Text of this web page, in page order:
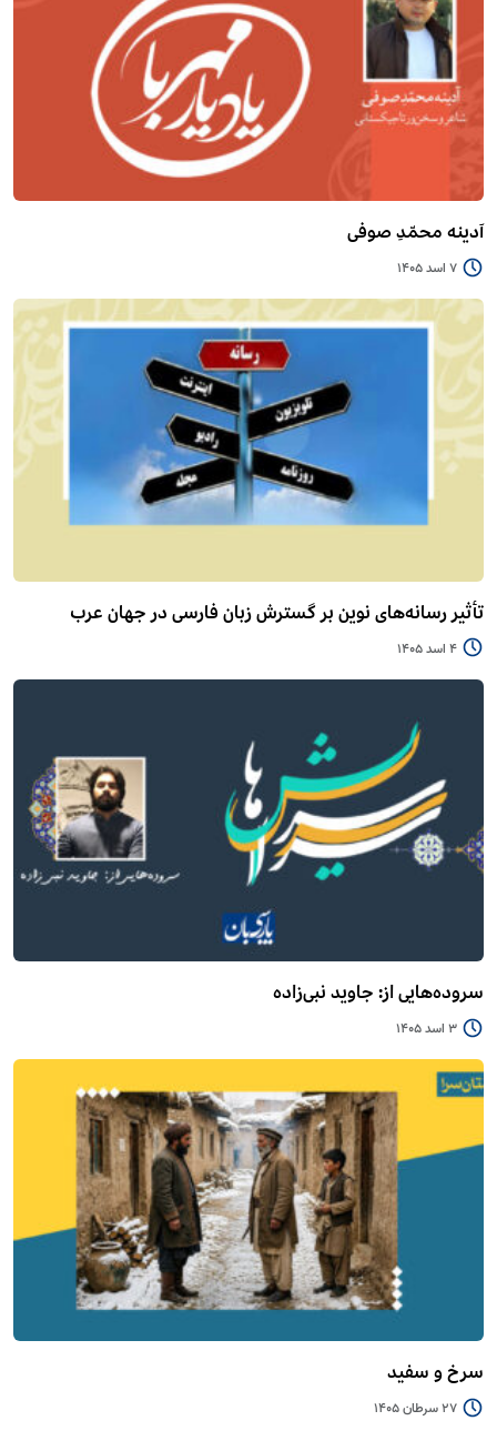
آدینه محمّدِ صوفی
7 اسد 1405
تأثیر رسانه‌های نوین بر گسترش زبان فارسی در جهان عرب
4 اسد 1405
سروده‌هایی از: جاوید نبی‌زاده
3 اسد 1405
سرخ و سفید
27 سرطان 1405